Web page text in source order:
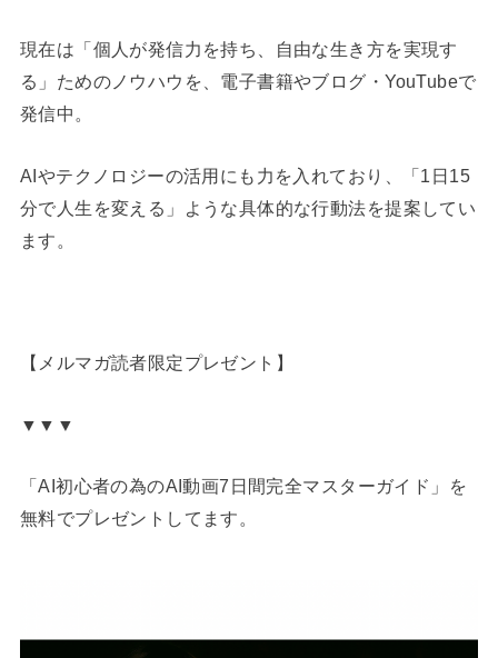
現在は「個人が発信力を持ち、自由な生き方を実現す
る」ためのノウハウを、電子書籍やブログ・YouTubeで
発信中。
AIやテクノロジーの活用にも力を入れており、「1日15
分で人生を変える」ような具体的な行動法を提案してい
ます。
【メルマガ読者限定プレゼント】
▼▼▼
「AI初心者の為のAI動画7日間完全マスターガイド」を
無料でプレゼントしてます。